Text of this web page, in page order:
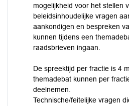
mogelijkheid voor het stellen
beleidsinhoudelijke vragen
aankondigen en bespreken
kunnen tijdens een
raadsbrieven ingaan.
De spreektijd per fractie is 4
themadebat kunnen per
deelnemen.
Technische/feitelijke vragen